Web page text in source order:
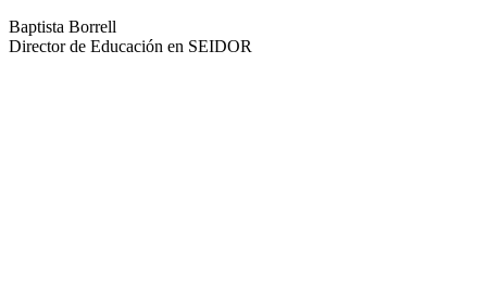
Baptista Borrell
Director de Educación en SEIDOR